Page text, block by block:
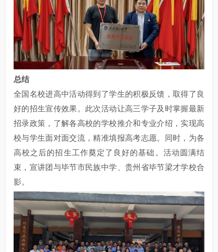
总结
全国名校进高中活动得到了学生的积极反馈，取得了良
好的招生宣传效果。此次活动让高三学子及时掌握最新
招录政策，了解各高校的学校推介和专业介绍，实现高
校与学生面对面交流，精准填报高考志愿。同时，为各
高校之后的招生工作奠定了良好的基础。活动圆满结
束，宣讲团与毕节市民族中学、贵州省毕节梁才学校合
影。